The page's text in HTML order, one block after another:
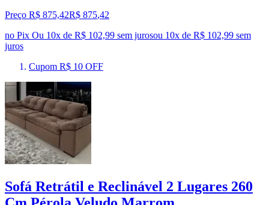
Preço R$ 875,42R$ 875,42
no Pix Ou 10x de R$ 102,99 sem jurosou 10x de R$ 102,99 sem
juros
Cupom R$ 10 OFF
Sofá Retrátil e Reclinável 2 Lugares 260